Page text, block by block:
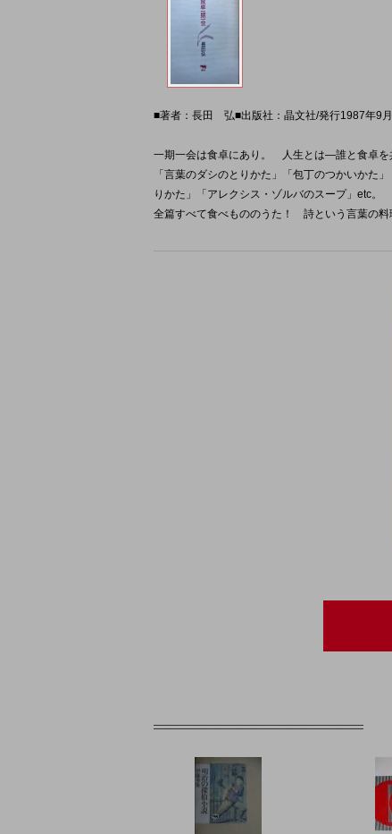
■著者：長田 弘■出版社：晶文社/発行1987
一期一会は食卓にあり。 人生とは―誰と食卓
「言葉のダシのとりかた」「包丁のつかいかた
りかた」「アレクシス・ゾルバのスープ」etc。
全篇すべて食べもののうた！ 詩という言葉の料